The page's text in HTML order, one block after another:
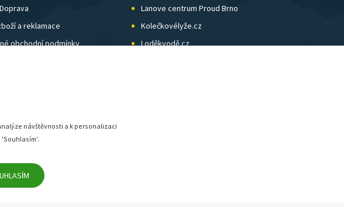
a reklamace
obchodní podmínky
Lanove centrum Proud Brno
Kolečkovélyže.cz
Loděkvodě.cz
návštěvnosti a k personalizaci